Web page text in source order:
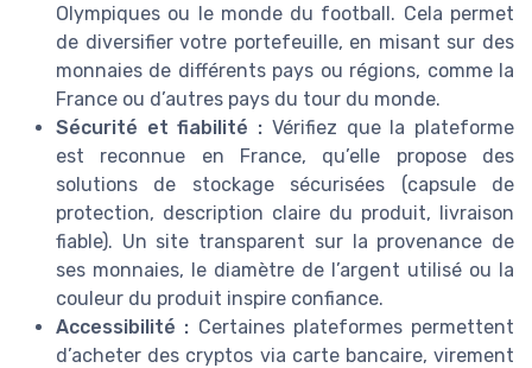
Olympiques ou le monde du football. Cela permet
de diversifier votre portefeuille, en misant sur des
monnaies de différents pays ou régions, comme la
France ou d’autres pays du tour du monde.
Sécurité et fiabilité : Vérifiez que la plateforme
est reconnue en France, qu’elle propose des
solutions de stockage sécurisées (capsule de
protection, description claire du produit, livraison
fiable). Un site transparent sur la provenance de
ses monnaies, le diamètre de l’argent utilisé ou la
couleur du produit inspire confiance.
Accessibilité : Certaines plateformes permettent
d’acheter des cryptos via carte bancaire, virement